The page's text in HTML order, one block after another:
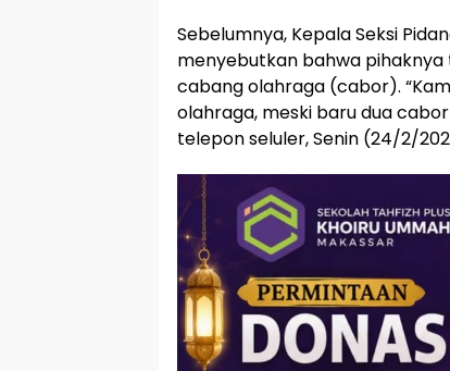
Sebelumnya, Kepala Seksi
menyebutkan bahwa pihaknya
cabang olahraga (cabor).
olahraga, meski baru dua
telepon seluler, Senin (24/2/